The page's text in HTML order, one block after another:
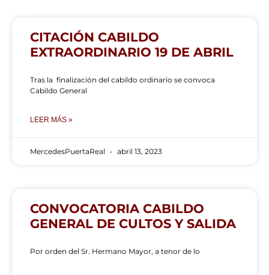
CITACIÓN CABILDO
EXTRAORDINARIO 19 DE ABRIL
Tras la finalización del cabildo ordinario se convoca
Cabildo General
LEER MÁS »
MercedesPuertaReal abril 13, 2023
CONVOCATORIA CABILDO
GENERAL DE CULTOS Y SALIDA
Por orden del Sr. Hermano Mayor, a tenor de lo